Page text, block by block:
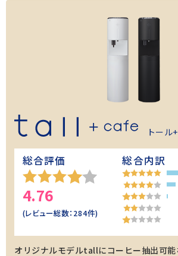
トール
総合評価
4.76
(レビュー総数： 284件)
総合内訳
オリジナルモデルtallにコーヒー抽出可